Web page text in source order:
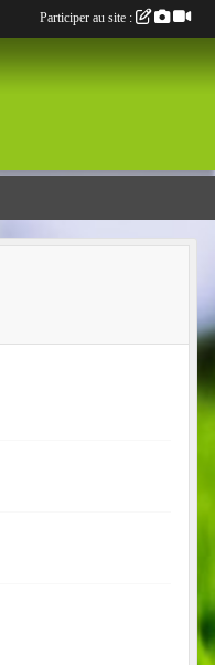
Participer au site :